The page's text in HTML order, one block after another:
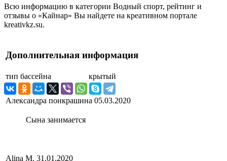
Всю информацию в категории Водный спорт, рейтинг и
отзывы о «Кайнар» Вы найдете на креативном портале
kreativkz.su.
Дополнительная информация
тип бассейна крытый
Александра понкрашина 05.03.2020
Сына занимается
Alina M. 31.01.2020